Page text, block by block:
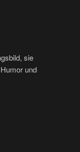
sie
und